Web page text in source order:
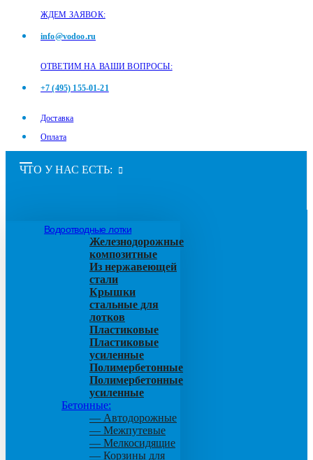
ЖДЕМ ЗАЯВОК:
info@vodoo.ru
ОТВЕТИМ НА ВАШИ ВОПРОСЫ:
+7 (495) 155-01-21
Доставка
Оплата
ЧТО У НАС ЕСТЬ:
Водоотводные лотки
Железнодорожные
композитные
Из нержавеющей
стали
Крышки
стальные для
лотков
Пластиковые
Пластиковые
усиленные
Полимербетонные
Полимербетонные
усиленные
Бетонные:
— Автодорожные
— Межпутевые
— Мелкосидящие
— Корзины для